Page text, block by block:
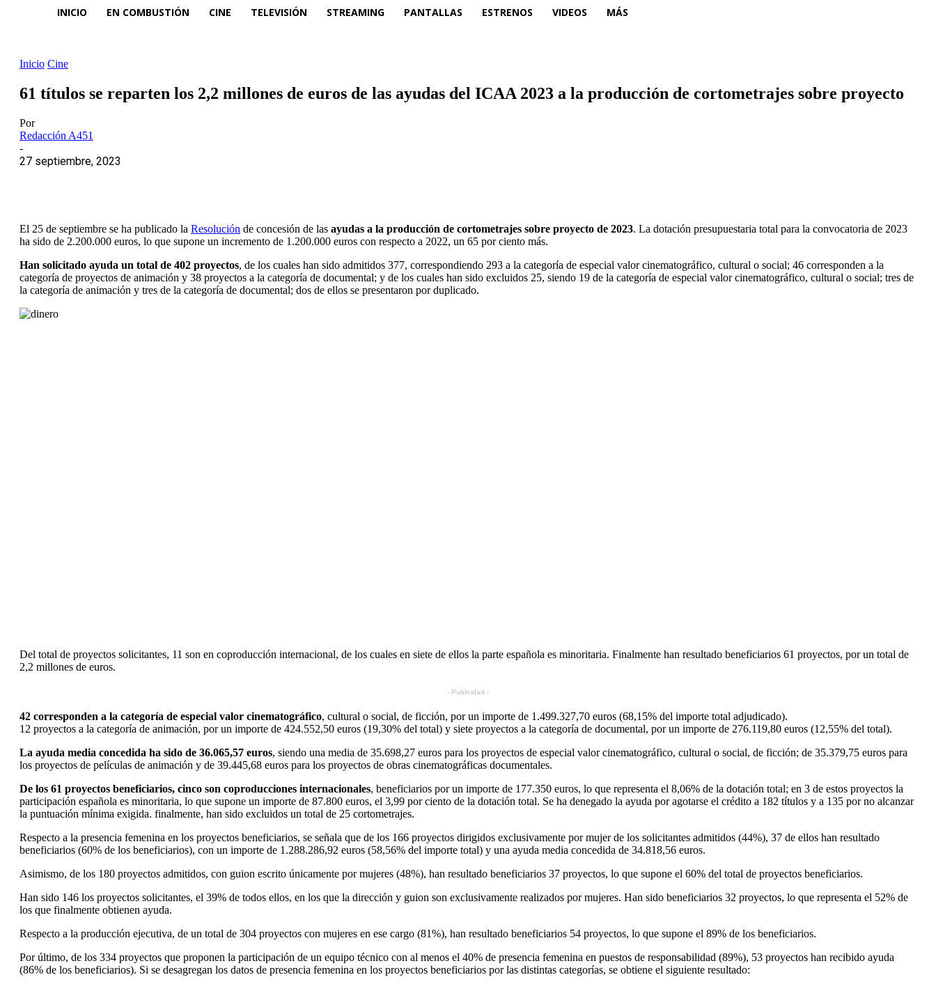
INICIO EN COMBUSTIÓN CINE TELEVISIÓN STREAMING PANTALLAS ESTRENOS VIDEOS MÁS
Inicio Cine
61 títulos se reparten los 2,2 millones de euros de las ayudas del ICAA 2023 a la producción de cortometrajes sobre proyecto
Por
Redacción A451
-
27 septiembre, 2023
El 25 de septiembre se ha publicado la Resolución de concesión de las ayudas a la producción de cortometrajes sobre proyecto de 2023. La dotación presupuestaria total para la convocatoria de 2023
ha sido de 2.200.000 euros, lo que supone un incremento de 1.200.000 euros con respecto a 2022, un 65 por ciento más.
Han solicitado ayuda un total de 402 proyectos, de los cuales han sido admitidos 377, correspondiendo 293 a la categoría de especial valor cinematográfico, cultural o social; 46 corresponden a la
categoría de proyectos de animación y 38 proyectos a la categoría de documental; y de los cuales han sido excluidos 25, siendo 19 de la categoría de especial valor cinematográfico, cultural o social; tres de
la categoría de animación y tres de la categoría de documental; dos de ellos se presentaron por duplicado.
Del total de proyectos solicitantes, 11 son en coproducción internacional, de los cuales en siete de ellos la parte española es minoritaria. Finalmente han resultado beneficiarios 61 proyectos, por un total de
2,2 millones de euros.
- Publicidad -
42 corresponden a la categoría de especial valor cinematográfico, cultural o social, de ficción, por un importe de 1.499.327,70 euros (68,15% del importe total adjudicado).
12 proyectos a la categoría de animación, por un importe de 424.552,50 euros (19,30% del total) y siete proyectos a la categoría de documental, por un importe de 276.119,80 euros (12,55% del total).
La ayuda media concedida ha sido de 36.065,57 euros, siendo una media de 35.698,27 euros para los proyectos de especial valor cinematográfico, cultural o social, de ficción; de 35.379,75 euros para
los proyectos de películas de animación y de 39.445,68 euros para los proyectos de obras cinematográficas documentales.
De los 61 proyectos beneficiarios, cinco son coproducciones internacionales, beneficiarios por un importe de 177.350 euros, lo que representa el 8,06% de la dotación total; en 3 de estos proyectos la
participación española es minoritaria, lo que supone un importe de 87.800 euros, el 3,99 por ciento de la dotación total. Se ha denegado la ayuda por agotarse el crédito a 182 títulos y a 135 por no alcanzar
la puntuación mínima exigida. finalmente, han sido excluidos un total de 25 cortometrajes.
Respecto a la presencia femenina en los proyectos beneficiarios, se señala que de los 166 proyectos dirigidos exclusivamente por mujer de los solicitantes admitidos (44%), 37 de ellos han resultado
beneficiarios (60% de los beneficiarios), con un importe de 1.288.286,92 euros (58,56% del importe total) y una ayuda media concedida de 34.818,56 euros.
Asimismo, de los 180 proyectos admitidos, con guion escrito únicamente por mujeres (48%), han resultado beneficiarios 37 proyectos, lo que supone el 60% del total de proyectos beneficiarios.
Han sido 146 los proyectos solicitantes, el 39% de todos ellos, en los que la dirección y guion son exclusivamente realizados por mujeres. Han sido beneficiarios 32 proyectos, lo que representa el 52% de
los que finalmente obtienen ayuda.
Respecto a la producción ejecutiva, de un total de 304 proyectos con mujeres en ese cargo (81%), han resultado beneficiarios 54 proyectos, lo que supone el 89% de los beneficiarios.
Por último, de los 334 proyectos que proponen la participación de un equipo técnico con al menos el 40% de presencia femenina en puestos de responsabilidad (89%), 53 proyectos han recibido ayuda
(86% de los beneficiarios). Si se desagregan los datos de presencia femenina en los proyectos beneficiarios por las distintas categorías, se obtiene el siguiente resultado: